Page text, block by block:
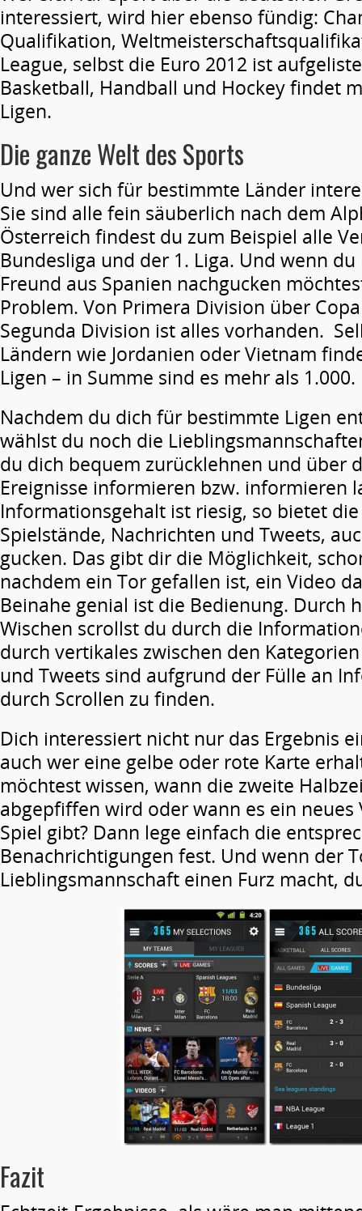
interessiert, wird hier ebenso fündig:
Qualifikation,
League, selbst die Euro 2012 ist
Basketball, Handball und Hockey findet
Ligen.
Die ganze Welt des Sports
Und wer sich für bestimmte Länder
Sie sind alle fein säuberlich nach dem
Österreich findest du zum Beispiel alle
Bundesliga und der 1. Liga. Und wenn
Freund aus Spanien nachgucken
Problem. Von Primera Division über
Segunda Division ist alles vorhanden.
Ländern wie Jordanien oder Vietnam
Ligen – in Summe sind es mehr als 1.000.
Nachdem du dich für bestimmte Ligen
wählst du noch die
du dich bequem zurücklehnen und über
Ereignisse informieren bzw. informieren
Informationsgehalt ist riesig, so bietet
Spielstände, Nachrichten und Tweets,
gucken. Das gibt dir die Möglichkeit,
nachdem ein Tor gefallen ist, ein Video
Beinahe genial ist die Bedienung. Durch
Wischen scrollst du durch die
durch vertikales zwischen den
und Tweets sind aufgrund der Fülle an
durch Scrollen zu finden.
Dich interessiert nicht nur das Ergebnis
auch wer eine gelbe oder rote Karte
möchtest wissen, wann die zweite
abgepfiffen wird oder wann es ein neues
Spiel gibt? Dann lege einfach die
Benachrichtigungen fest. Und wenn der
Lieblingsmannschaft einen Furz macht,
Fazit